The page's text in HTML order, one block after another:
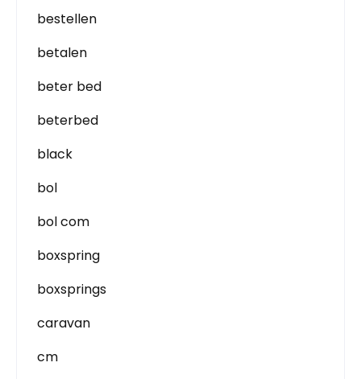
bestellen
betalen
beter bed
beterbed
black
bol
bol com
boxspring
boxsprings
caravan
cm